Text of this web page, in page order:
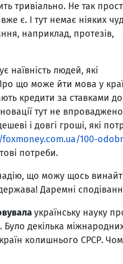
тривіально. Не так
є. І тут немає ніяких
наприклад, протезів,
наївність людей, які
що може йти мова у
кредити за ставками
тут не
і довгі гроші, які
100-
потреби.
що можу щось
Даремні
українську науку
Було декілька
колишнього СРСР.